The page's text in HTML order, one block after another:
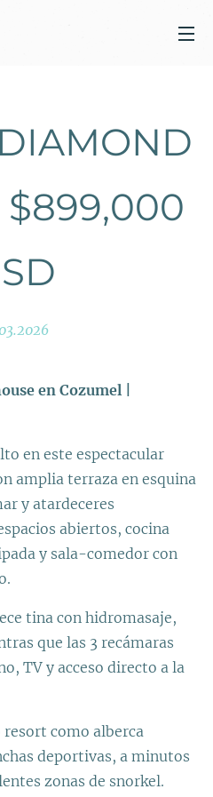
$899,000
en Cozumel |
en este espectacular
amplia terraza en esquina
y atardeceres
abiertos, cocina
y sala-comedor con
tina con hidromasaje,
que las 3 recámaras
TV y acceso directo a la
como alberca
deportivas, a minutos
zonas de snorkel.